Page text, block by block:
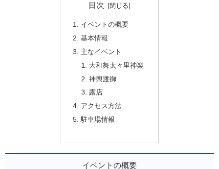
目次
イベントの概要
基本情報
主なイベント
大和舞太々里神楽
神輿渡御
露店
アクセス方法
駐車場情報
イベントの概要